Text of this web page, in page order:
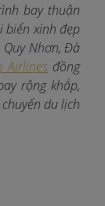
bay thuận
biển xinh đẹp
Quy Nhơn, Đà
Airlines đồng
rộng khắp,
du lịch